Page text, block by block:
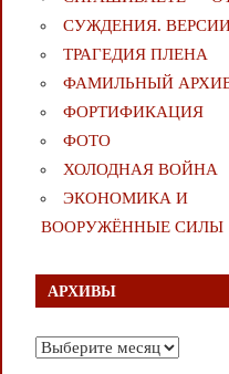
СУЖДЕНИЯ.
ТРАГЕДИЯ ПЛЕНА
ФАМИЛЬНЫЙ
ФОРТИФИКАЦИЯ
ФОТО
ХОЛОДНАЯ ВОЙНА
ЭКОНОМИКА И
ВООРУЖЁННЫЕ СИЛЫ
АРХИВЫ
Архивы